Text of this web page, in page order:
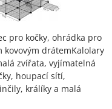
pro kočky, ohrádka pro
kovovým drátemKalolary
zvířata, vyjímatelná
houpací sítí,
králíky a malá